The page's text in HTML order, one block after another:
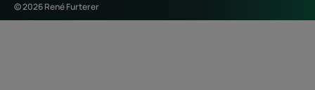
© 2026 René Furterer